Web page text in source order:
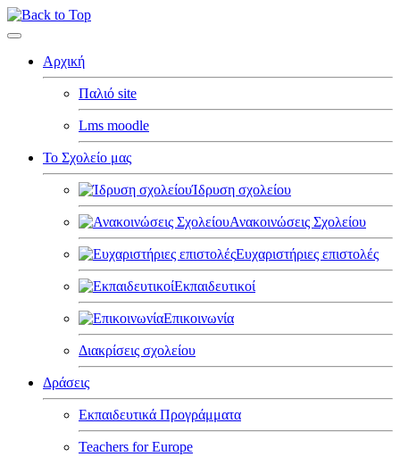
Αρχική
Παλιό site
Lms moodle
Το Σχολείο μας
Ίδρυση σχολείου
Ανακοινώσεις Σχολείου
Ευχαριστήριες επιστολές
Εκπαιδευτικοί
Επικοινωνία
Διακρίσεις σχολείου
Δράσεις
Εκπαιδευτικά Προγράμματα
Teachers for Europe